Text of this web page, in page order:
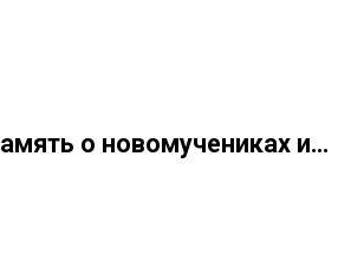
о новомучениках и…